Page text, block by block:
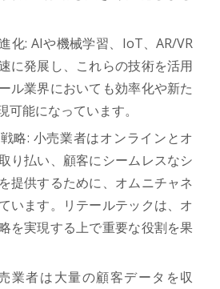
化: AIや機械学習、IoT、AR/VR
に発展し、これらの技術を活用
ル業界においても効率化や新た
可能になっています。
略: 小売業者はオンラインとオ
り払い、顧客にシームレスなシ
提供するために、オムニチャネ
います。リテールテックは、オ
を実現する上で重要な役割を果
業者は大量の顧客データを収